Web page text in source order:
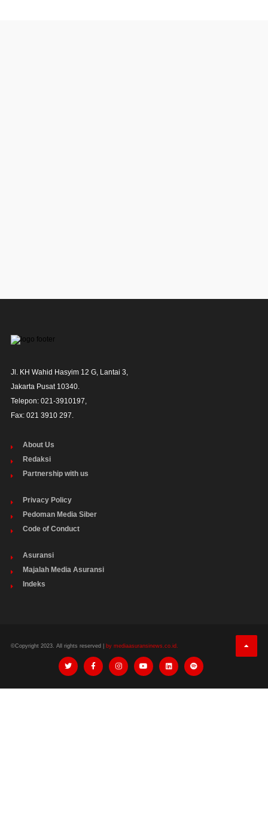
Jl. KH Wahid Hasyim 12 G, Lantai 3,
Jakarta Pusat 10340.
Telepon: 021-3910197,
Fax: 021 3910 297.
About Us
Redaksi
Partnership with us
Privacy Policy
Pedoman Media Siber
Code of Conduct
Asuransi
Majalah Media Asuransi
Indeks
©Copyright 2023. All rights reserved | by mediaasuransinews.co.id.